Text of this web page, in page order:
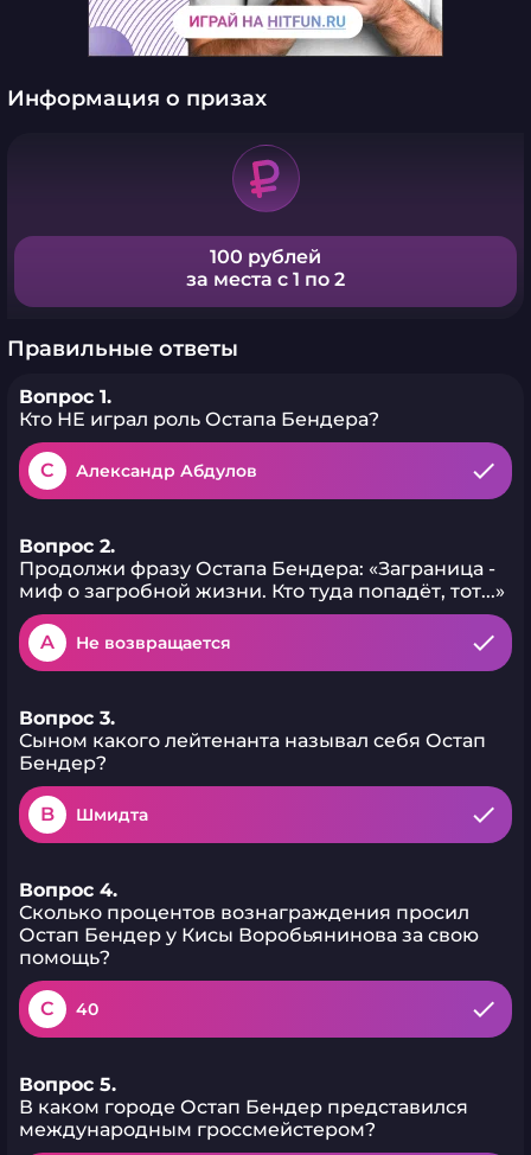
Информация о призах
100 рублей
за места с 1 по 2
Правильные ответы
Вопрос 1.
Кто НЕ играл роль Остапа Бендера?
C Александр Абдулов
Вопрос 2.
Продолжи фразу Остапа Бендера: «Заграница -
миф о загробной жизни. Кто туда попадёт, тот...»
A Не возвращается
Вопрос 3.
Сыном какого лейтенанта называл себя Остап
Бендер?
B Шмидта
Вопрос 4.
Сколько процентов вознаграждения просил
Остап Бендер у Кисы Воробьянинова за свою
помощь?
C 40
Вопрос 5.
В каком городе Остап Бендер представился
международным гроссмейстером?